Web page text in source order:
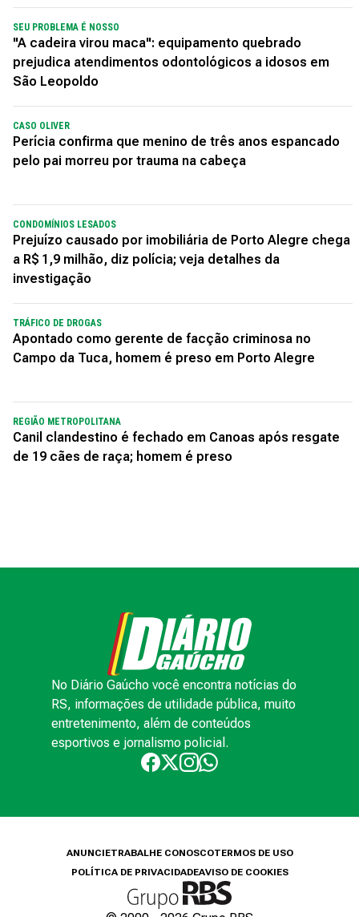
SEU PROBLEMA É NOSSO
"A cadeira virou maca": equipamento quebrado
prejudica atendimentos odontológicos a idosos em
São Leopoldo
CASO OLIVER
Perícia confirma que menino de três anos espancado
pelo pai morreu por trauma na cabeça
CONDOMÍNIOS LESADOS
Prejuízo causado por imobiliária de Porto Alegre chega
a R$ 1,9 milhão, diz polícia; veja detalhes da
investigação
TRÁFICO DE DROGAS
Apontado como gerente de facção criminosa no
Campo da Tuca, homem é preso em Porto Alegre
REGIÃO METROPOLITANA
Canil clandestino é fechado em Canoas após resgate
de 19 cães de raça; homem é preso
No Diário Gaúcho você encontra notícias do
RS, informações de utilidade pública, muito
entretenimento, além de conteúdos
esportivos e jornalismo policial.
ANUNCIETRABALHE CONOSCOTERMOS DE USO
POLÍTICA DE PRIVACIDADEAVISO DE COOKIES